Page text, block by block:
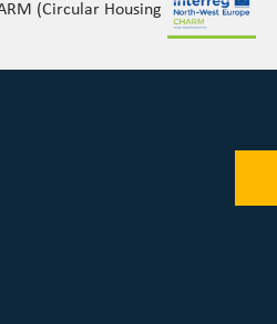
(Circular Housing